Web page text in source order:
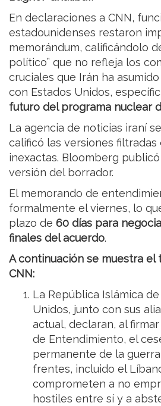
En declaraciones a CNN,
estadounidenses restaron
memorándum, calificándolo
político” que no refleja los
cruciales que Irán ha
con Estados Unidos,
futuro del programa nuclear
La agencia de noticias iraní
calificó las versiones
inexactas. Bloomberg
versión del borrador.
El memorando de
formalmente el viernes, lo
plazo de 60 días para
finales del acuerdo.
A continuación se muestra
CNN:
La República Islámica
Unidos, junto con sus
actual, declaran, al
de Entendimiento, el
permanente de la
frentes, incluido el
comprometen a no
hostiles entre sí y a